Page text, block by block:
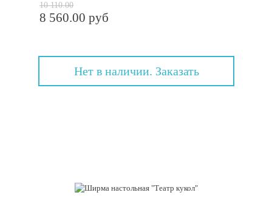
10 110.00
8 560.00 руб
Нет в наличии. Заказать